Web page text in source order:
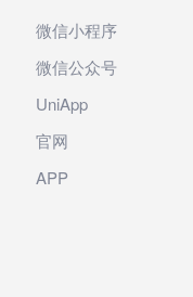
微信小程序
微信公众号
UniApp
官网
APP